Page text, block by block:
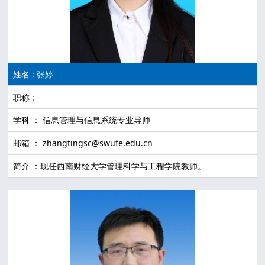
姓名 : 张婷
职称 :
学科 ： 信息管理与信息系统专业导师
邮箱 ： zhangtingsc@swufe.edu.cn
简介 ：现任西南财经大学管理科学与工程学院教师。